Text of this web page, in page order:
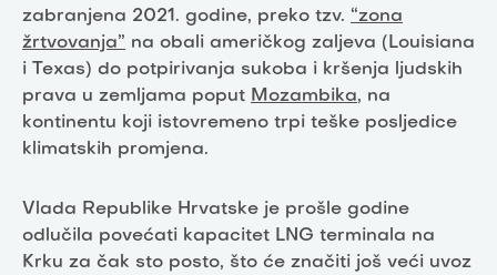
zabranjena 2021. godine, preko tzv. “zona
žrtvovanja” na obali američkog zaljeva (Louisiana
i Texas) do potpirivanja sukoba i kršenja ljudskih
prava u zemljama poput Mozambika, na
kontinentu koji istovremeno trpi teške posljedice
klimatskih promjena.
Vlada Republike Hrvatske je prošle godine
odlučila povećati kapacitet LNG terminala na
Krku za čak sto posto, što će značiti još veći uvoz